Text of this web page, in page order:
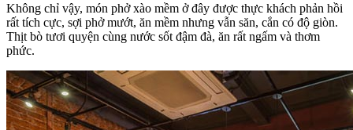
Không chỉ vậy, món phở xào mềm ở đây được thực khách phản hồi
rất tích cực, sợi phở mướt, ăn mềm nhưng vẫn săn, cắn có độ giòn.
Thịt bò tươi quyện cùng nước sốt đậm đà, ăn rất ngấm và thơm
phức.